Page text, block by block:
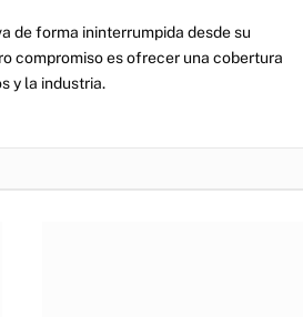
de forma ininterrumpida desde su
compromiso es ofrecer una cobertura
y la industria.